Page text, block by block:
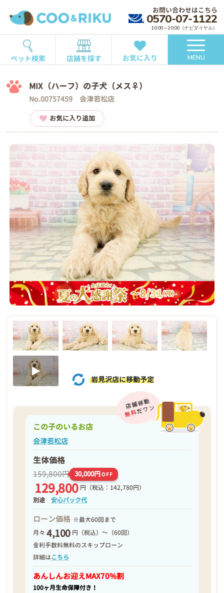
お問い合わせはこちら
0570-07-1122
10:00～20:00（ナビダイヤル）
ペット検索 店舗を探す お気に入り MENU
MIX（ハーフ）の子犬（メス♀）
No.00757459 会津若松店
お気に入り追加
岩見沢店に移動予定
この子のいるお店
会津若松店
生体価格
159,800円 30,000円OFF
129,800 円 （税込：142,780円）
別途安心パック代
ローン価格 ※最大60回まで
月々 4,100 円（税込）～（60回）
金利手数料無料のスキップローン
詳細はこちら
あんしんお迎えMAX70%割
100ヶ月生命保障付き！